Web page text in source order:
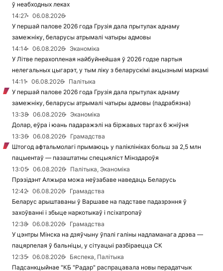
ў неабходных леках
14:27
06.08.2026
У першай палове 2026 года Грузія дала прытулак аднаму
замежніку, беларусы атрымалі чатыры адмовы
14:14
06.08.2026
Эканоміка
У Літве перахопленая найбуйнейшая ў 2026 годзе партыя
нелегальных цыгарэт, у тым ліку з беларускімі акцызнымі маркамі
14:11
06.08.2026
Палітыка
У першай палове 2026 года Грузія дала прытулак аднаму
замежніку, беларусы атрымалі чатыры адмовы (падрабязна)
13:38
06.08.2026
Эканоміка
Долар, еўра і юань падаражэлі на біржавых таргах 6 жніўня
13:36
06.08.2026
Грамадства
Штогод афтальмолагі прымаюць у паліклініках больш за 2,5 млн
пацыентаў — пазаштатны спецыяліст Мінздароўя
13:05
06.08.2026
Палітыка, Эканоміка
Прэзідэнт Алжыра можа неўзабаве наведаць Беларусь
12:42
06.08.2026
Грамадства
Беларус арыштаваны ў Варшаве на падставе падазрэння ў
захоўванні і збыце наркотыкаў і псіхатропаў
12:38
06.08.2026
Грамадства
У цэнтры Мінска на дзяўчыну ўпалі галіны надламанага дрэва —
пацярпелая ў бальніцы, у сітуацыі разбіраецца СК
12:35
06.08.2026
Бяспека, Палітыка
Падсанкцыйнае "КБ "Радар" распрацавала новы перадатчык